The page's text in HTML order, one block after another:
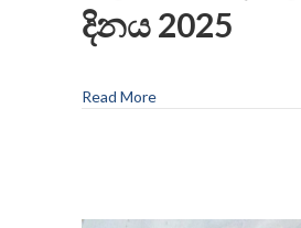
දිනය 2025
Read More